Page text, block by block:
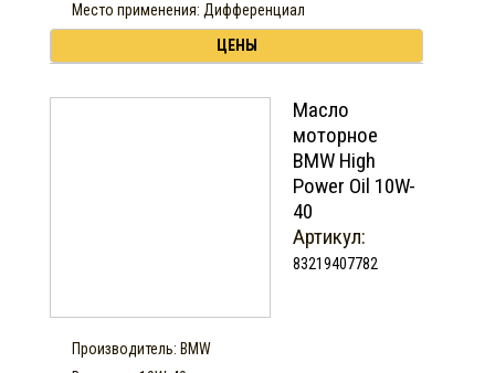
Место применения: Дифференциал
ЦЕНЫ
Масло
моторное
BMW High
Power Oil 10W-
40
Артикул:
83219407782
Производитель: BMW